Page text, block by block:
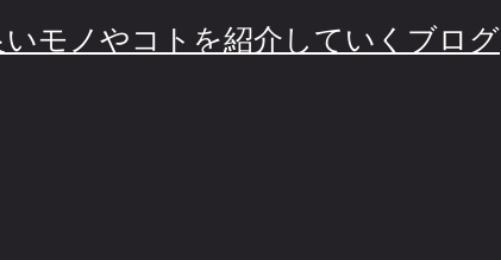
いモノやコトを紹介していくブログ